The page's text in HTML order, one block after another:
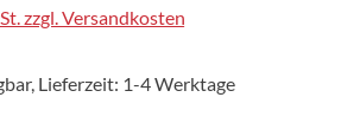
zzgl. Versandkosten
Lieferzeit: 1-4 Werktage